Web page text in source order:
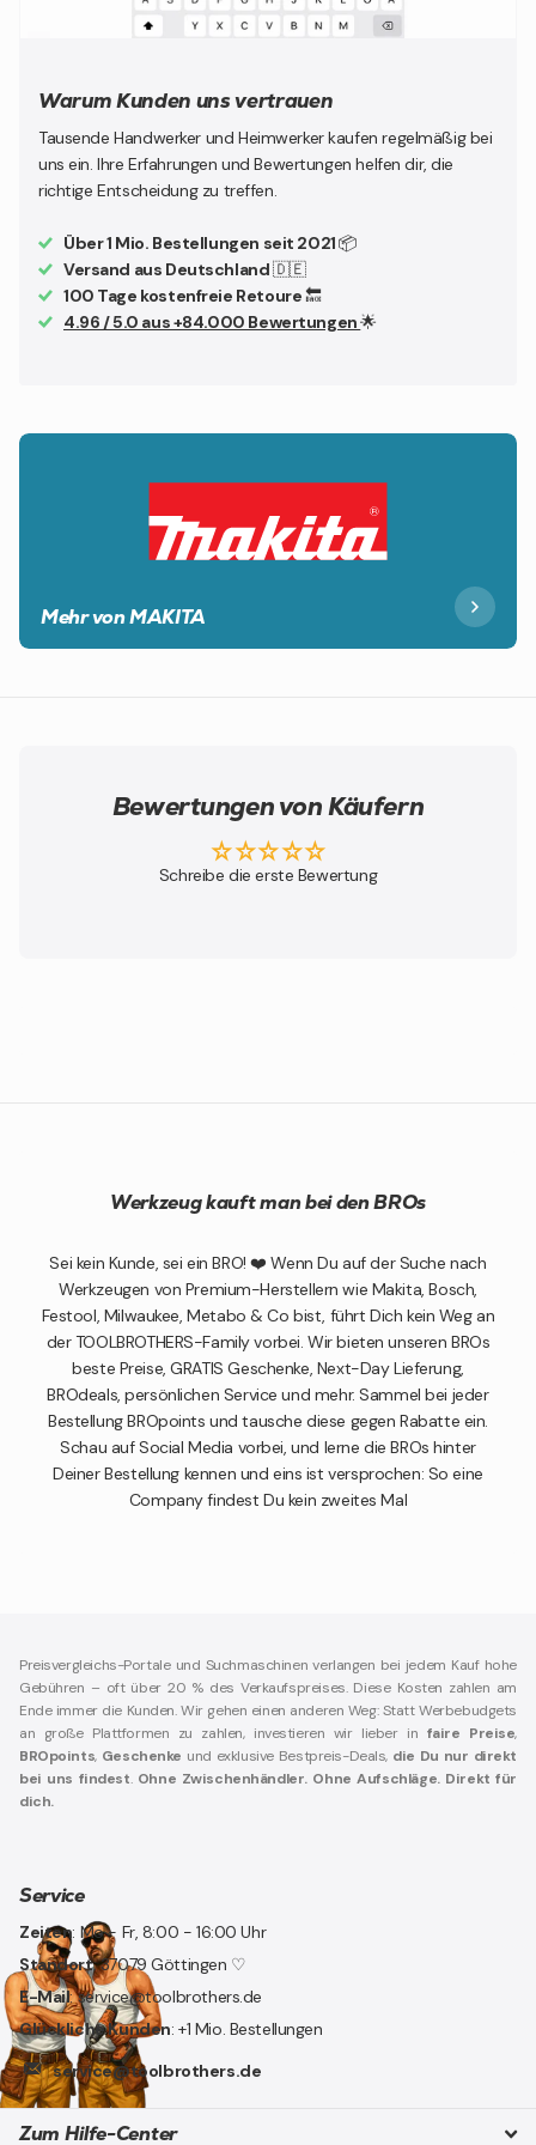
Warum Kunden uns vertrauen
Tausende Handwerker und Heimwerker kaufen regelmäßig bei
uns ein. Ihre Erfahrungen und Bewertungen helfen dir, die
richtige Entscheidung zu treffen.
Über 1 Mio. Bestellungen seit 2021📦
Versand aus Deutschland🇩🇪
100 Tage kostenfreie Retoure🔙
4.96 / 5.0 aus +84.000 Bewertungen🌟
Mehr von MAKITA
Bewertungen von Käufern
Schreibe die erste Bewertung
Werkzeug kauft man bei den BROs
Sei kein Kunde, sei ein BRO! ❤️ Wenn Du auf der Suche nach
Werkzeugen von Premium-Herstellern wie Makita, Bosch,
Festool, Milwaukee, Metabo & Co bist, führt Dich kein Weg an
der TOOLBROTHERS-Family vorbei. Wir bieten unseren BROs
beste Preise, GRATIS Geschenke, Next-Day Lieferung,
BROdeals, persönlichen Service und mehr. Sammel bei jeder
Bestellung BROpoints und tausche diese gegen Rabatte ein.
Schau auf Social Media vorbei, und lerne die BROs hinter
Deiner Bestellung kennen und eins ist versprochen: So eine
Company findest Du kein zweites Mal
Preisvergleichs-Portale und Suchmaschinen verlangen bei jedem Kauf hohe
Gebühren – oft über 20 % des Verkaufspreises. Diese Kosten zahlen am
Ende immer die Kunden. Wir gehen einen anderen Weg: Statt Werbebudgets
an große Plattformen zu zahlen, investieren wir lieber in faire Preise,
BROpoints, Geschenke und exklusive Bestpreis-Deals, die Du nur direkt
bei uns findest. Ohne Zwischenhändler. Ohne Aufschläge. Direkt für
dich.
Service
Zeiten: Mo - Fr, 8:00 - 16:00 Uhr
Standort: 37079 Göttingen ♡
E-Mail: service@toolbrothers.de
Glückliche Kunden: +1 Mio. Bestellungen
service@toolbrothers.de
Zum Hilfe-Center